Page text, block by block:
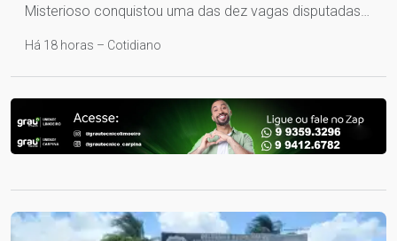
Misterioso conquistou uma das dez vagas disputadas…
Há 18 horas – Cotidiano